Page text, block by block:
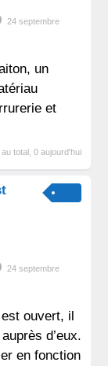
24 septembre
un
et
total, 0 aujourd'hui
24 septembre
ouvert, il
d’eux.
en fonction